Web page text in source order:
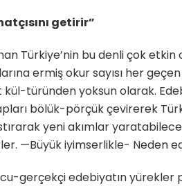
getirir”
Türkiye’nin bu denli çok
ermiş okur sayısı her
türünden yoksun olarak.
bölük-pörçük çevirerek
yeni akımlar
—Büyük iyimserlikle- Neden
gerçekçi edebiyatın yürekler